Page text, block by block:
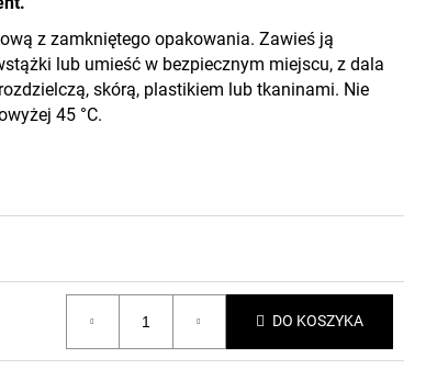
z zamkniętego opakowania. Zawieś ją
lub umieść w bezpiecznym miejscu, z dala
skórą, plastikiem lub tkaninami. Nie
45 °C.
DO KOSZYKA